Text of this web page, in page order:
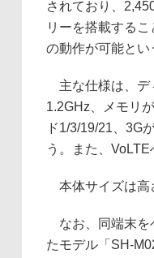
されており、
リーを搭載する
の動作が可能とい
主な仕様は、デ
1.2GHz、メモリ
ド1/3/19/21、3G
う。また、VoLTE
本体サイズは高
なお、同端末を
たモデル「SH-